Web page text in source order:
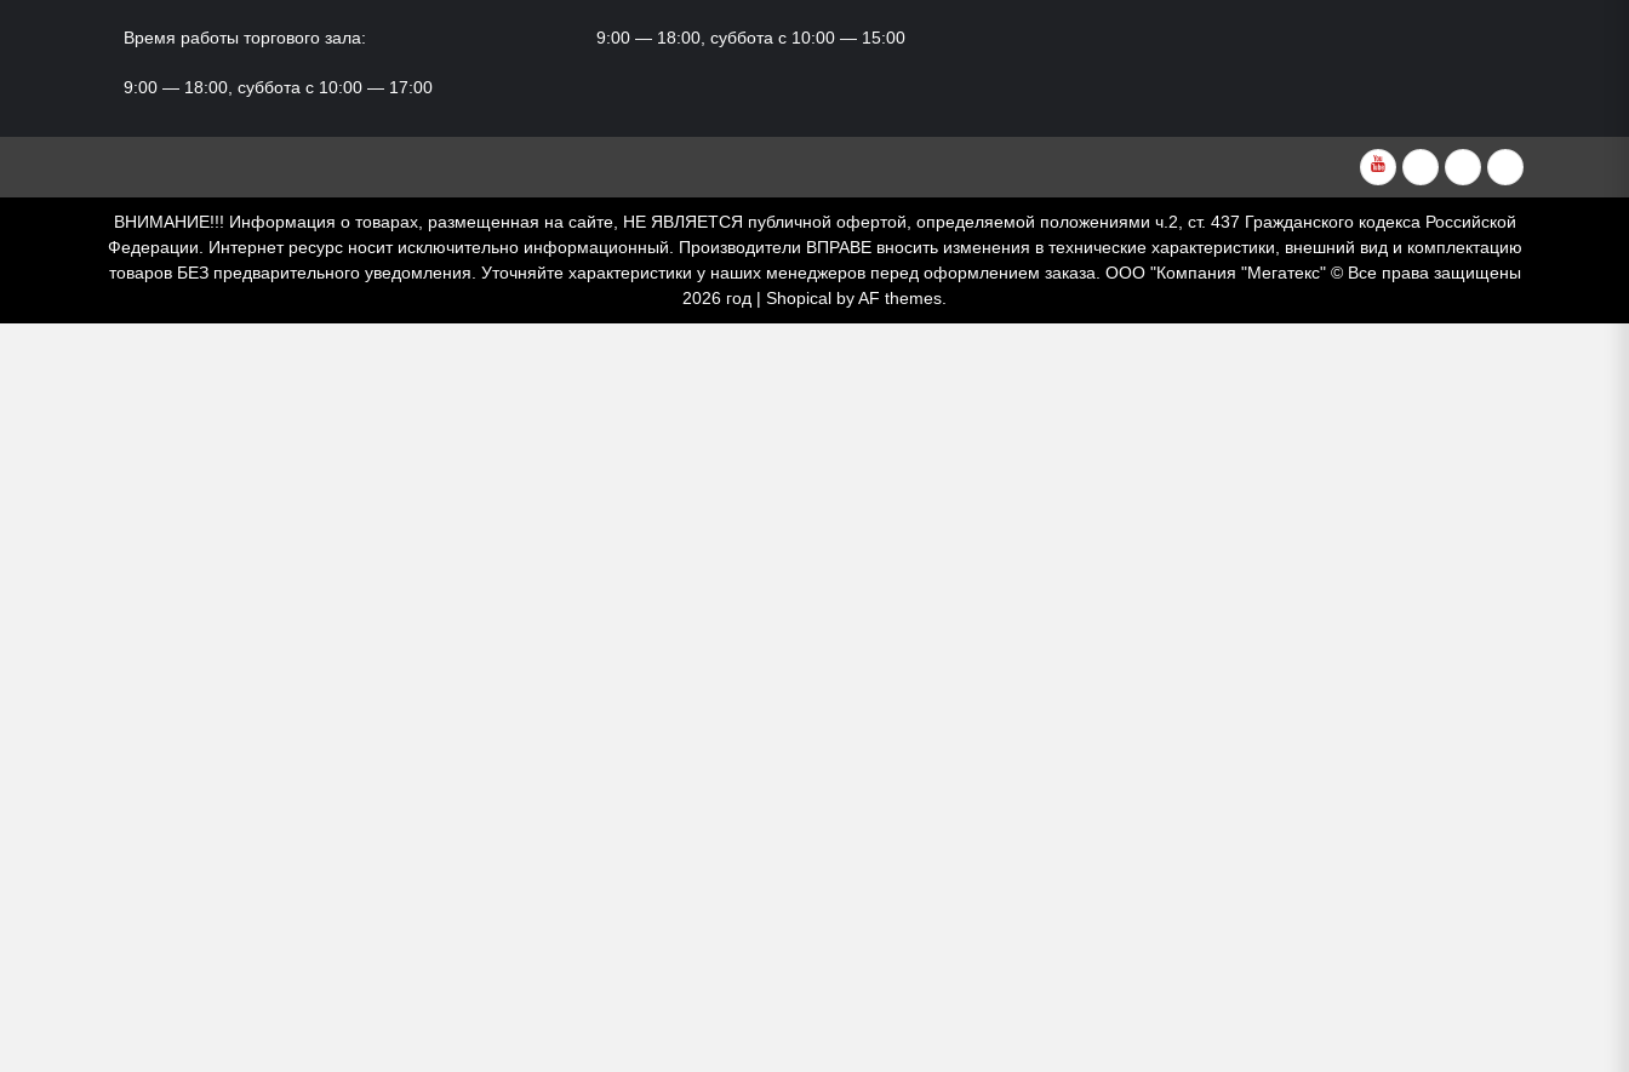
Время работы торгового зала:
9:00 — 18:00, суббота с 10:00 — 17:00
9:00 — 18:00, суббота с 10:00 — 15:00
YouTubeVKvideoRuTubeDzen
ВНИМАНИЕ!!! Информация о товарах, размещенная на сайте, НЕ ЯВЛЯЕТСЯ публичной офертой, определяемой положениями ч.2, ст. 437 Гражданского кодекса Российской
Федерации. Интернет ресурс носит исключительно информационный. Производители ВПРАВЕ вносить изменения в технические характеристики, внешний вид и комплектацию
товаров БЕЗ предварительного уведомления. Уточняйте характеристики у наших менеджеров перед оформлением заказа. ООО "Компания "Мегатекс" © Все права защищены
2026 год | Shopical by AF themes.